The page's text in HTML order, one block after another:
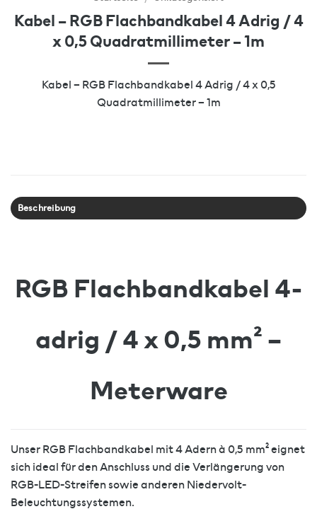
Kabel – RGB Flachbandkabel 4 Adrig / 4
x 0,5 Quadratmillimeter – 1m
Kabel – RGB Flachbandkabel 4 Adrig / 4 x 0,5
Quadratmillimeter – 1m
Beschreibung
RGB Flachbandkabel 4-
adrig / 4 x 0,5 mm² –
Meterware
Unser RGB Flachbandkabel mit 4 Adern à 0,5 mm² eignet
sich ideal für den Anschluss und die Verlängerung von
RGB-LED-Streifen sowie anderen Niedervolt-
Beleuchtungssystemen.